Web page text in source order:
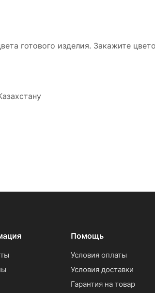
готового изделия. Закажите
Помощь
Условия оплаты
Условия доставки
Гарантия на товар